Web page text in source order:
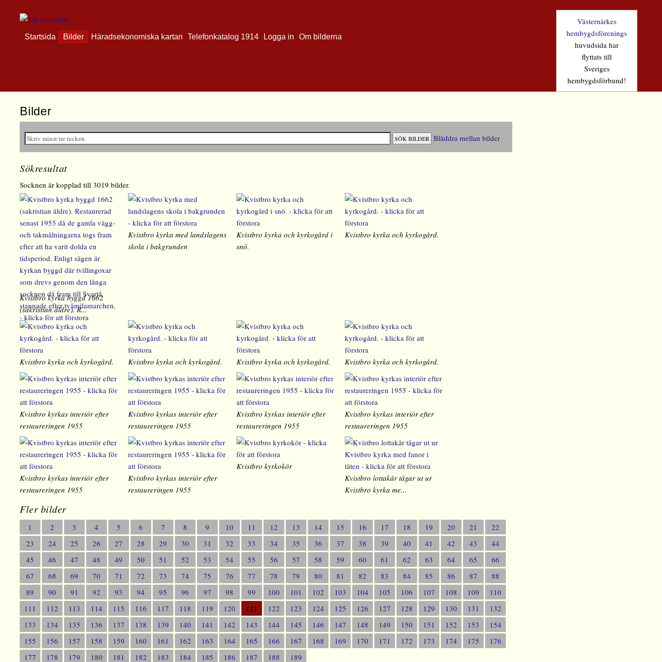
Startsida Bilder Häradsekonomiska kartan Telefonkatalog 1914 Logga in Om bilderna
Västernärkes
hembygdsförenings
huvudsida har
flyttats till
Sveriges
hembygdsförbund!
Bilder
Bläddra mellan bilder
Sökresultat
Socknen är kopplad till 3019 bilder.
Kvistbro kyrka byggd 1662
(sakristian äldre). R...
Kvistbro kyrka med landslagens
skola i bakgrunden
Kvistbro kyrka och kyrkogård i
snö.
Kvistbro kyrka och kyrkogård.
Kvistbro kyrka och kyrkogård. Kvistbro kyrka och kyrkogård. Kvistbro kyrka och kyrkogård. Kvistbro kyrka och kyrkogård.
Kvistbro kyrkas interiör efter
restaureringen 1955
Kvistbro kyrkas interiör efter
restaureringen 1955
Kvistbro kyrkas interiör efter
restaureringen 1955
Kvistbro kyrkas interiör efter
restaureringen 1955
Kvistbro kyrkas interiör efter
restaureringen 1955
Kvistbro kyrkas interiör efter
restaureringen 1955
Kvistbro kyrkokör
Kvistbro lottakår tågar ut ur
Kvistbro kyrka me...
Fler bilder
1 2 3 4 5 6 7 8 9 10 11 12 13 14 15 16 17 18 19 20 21
22
23
24 25 26 27 28 29 30 31 32 33 34 35 36 37 38 39 40 41 42 43
44
45
46 47 48 49 50 51 52 53 54 55 56 57 58 59 60 61 62 63 64 65
66
67
68 69 70 71 72 73 74 75 76 77 78 79 80 81 82 83 84 85 86 87
88
89
90 91 92 93 94 95 96 97 98 99 100 101 102 103 104 105 106 107 108 109
110
111
112 113 114 115 116 117 118 119 120 121 122 123 124 125 126 127 128 129 130 131
132
133
134 135 136 137 138 139 140 141 142 143 144 145 146 147 148 149 150 151 152 153
154
155
156 157 158 159 160 161 162 163 164 165 166 167 168 169 170 171 172 173 174 175
176
177
178 179 180 181 182 183 184 185 186 187 188 189